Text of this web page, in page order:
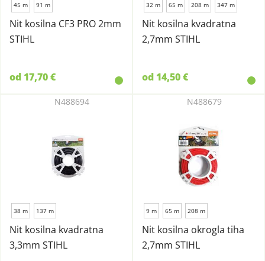
45 m 91 m
Nit kosilna CF3 PRO 2mm
STIHL
od 17,70 €
32 m 65 m 208 m 347 m
Nit kosilna kvadratna
2,7mm STIHL
od 14,50 €
38 m 137 m
Nit kosilna kvadratna
3,3mm STIHL
N488694
9 m 65 m 208 m
Nit kosilna okrogla tiha
2,7mm STIHL
N488679